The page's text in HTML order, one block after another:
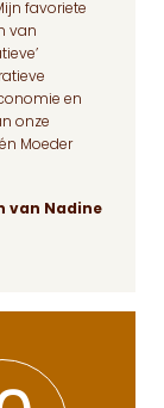
favoriete
van
en
onze
Moeder
van Nadine